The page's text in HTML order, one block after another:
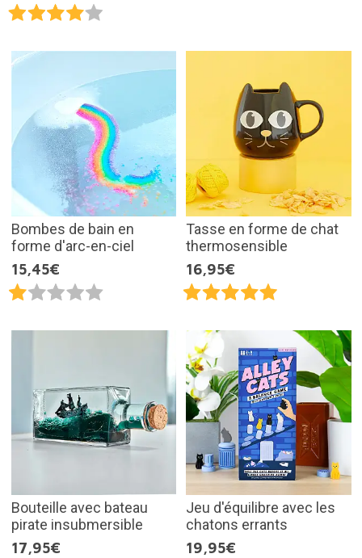
Bombes de bain en
forme d'arc-en-ciel
15,45€
Tasse en forme de chat
thermosensible
16,95€
Bouteille avec bateau
pirate insubmersible
17,95€
Jeu d'équilibre avec les
chatons errants
19,95€